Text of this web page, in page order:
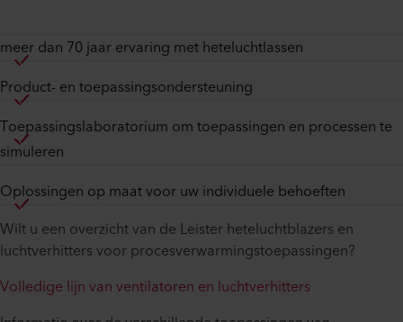
meer dan 70 jaar ervaring met heteluchtlassen
Product- en toepassingsondersteuning
Toepassingslaboratorium om toepassingen en processen te
simuleren
Oplossingen op maat voor uw individuele behoeften
Wilt u een overzicht van de Leister heteluchtblazers en
luchtverhitters voor procesverwarmingstoepassingen?
Volledige lijn van ventilatoren en luchtverhitters